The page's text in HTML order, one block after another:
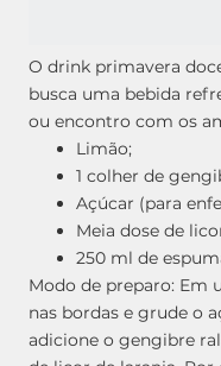
O drink primavera
busca uma bebida
ou encontro com os
Limão;
1 colher de
Açúcar (para
Meia dose de
250 ml de
Modo de preparo: Em
nas bordas e grude o
adicione o gengibre